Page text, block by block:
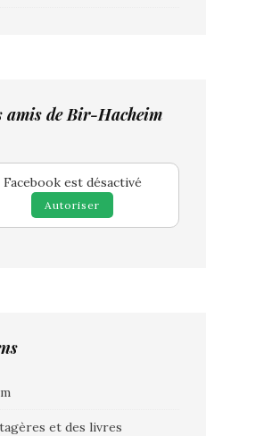
amis de Bir-Hacheim
Facebook est désactivé
Autoriser
et des livres